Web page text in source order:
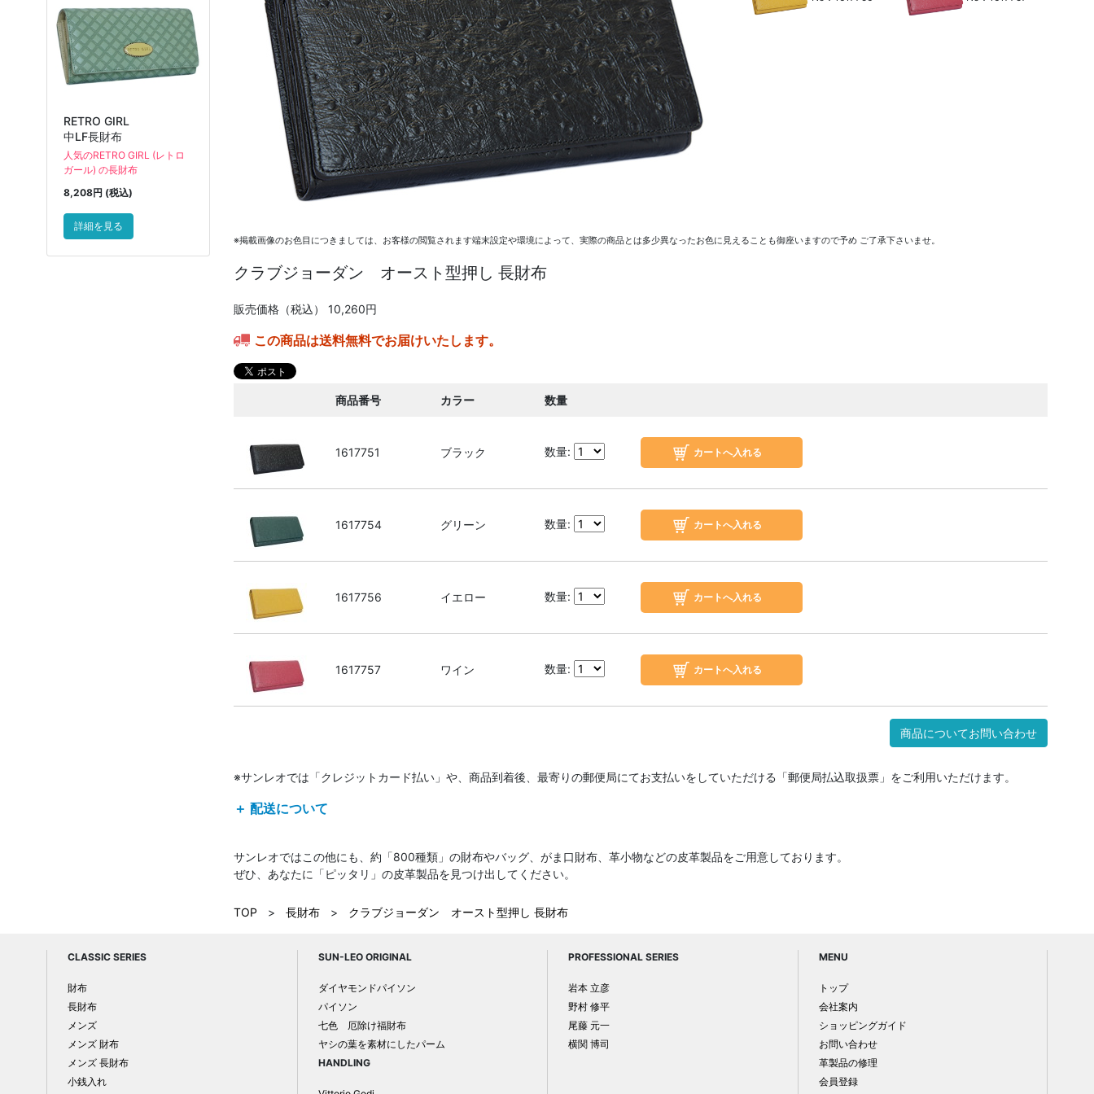
RETRO GIRL
中LF長財布
人気のRETRO GIRL (レトロ
ガール) の長財布
8,208円 (税込)
詳細を見る
※掲載画像のお色目につきましては、お客様の閲覧されます端末設定や環境によって、実際の商品とは多少異なったお色に見えることも御座いますので予め ご了承下さいませ。
クラブジョーダン オースト型押し 長財布
販売価格（税込） 10,260円
この商品は送料無料でお届けいたします。
商品番号 カラー 数量
1617751 ブラック 数量:
1617754 グリーン 数量:
1617756 イエロー 数量:
1617757 ワイン 数量:
商品についてお問い合わせ
※サンレオでは「クレジットカード払い」や、商品到着後、最寄りの郵便局にてお支払いをしていただける「郵便局払込取扱票」をご利用いただけます。
＋ 配送について
サンレオではこの他にも、約「800種類」の財布やバッグ、がま口財布、革小物などの皮革製品をご用意しております。
ぜひ、あなたに「ピッタリ」の皮革製品を見つけ出してください。
TOP > 長財布 > クラブジョーダン オースト型押し 長財布
CLASSIC SERIES
財布
長財布
メンズ
メンズ 財布
メンズ 長財布
小銭入れ
SUN-LEO ORIGINAL
ダイヤモンドパイソン
パイソン
七色 厄除け福財布
ヤシの葉を素材にしたパーム
HANDLING
PROFESSIONAL SERIES
岩本 立彦
野村 修平
尾藤 元一
横関 博司
MENU
トップ
会社案内
ショッピングガイド
お問い合わせ
革製品の修理
会員登録